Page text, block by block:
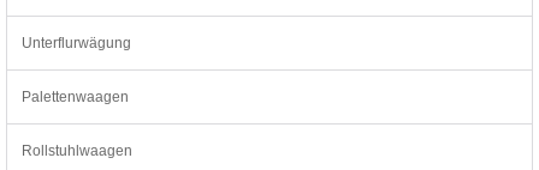
Unterflurwägung
Palettenwaagen
Rollstuhlwaagen